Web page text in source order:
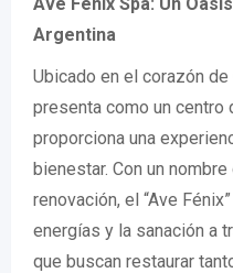
Argentina
Ubicado en el corazón
presenta como un centro
proporciona una
bienestar. Con un
renovación, el “Ave
energías y la sanación a
que buscan restaurar